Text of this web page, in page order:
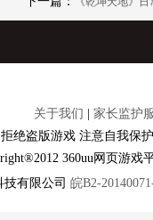
关于我们
家长监护
绝盗版游戏 注意自我保
360uu网页游
有限公司 皖B2-